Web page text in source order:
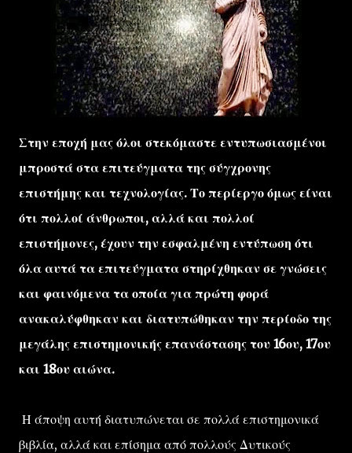
Στην εποχή μας όλοι στεκόμαστε εντυπωσιασμένοι
μπροστά στα επιτεύγματα της σύγχρονης
επιστήμης και τεχνολογίας. Το περίεργο όμως είναι
ότι πολλοί άνθρωποι, αλλά και πολλοί
επιστήμονες, έχουν την εσφαλμένη εντύπωση ότι
όλα αυτά τα επιτεύγματα στηρίχθηκαν σε γνώσεις
και φαινόμενα τα οποία για πρώτη φορά
ανακαλύφθηκαν και διατυπώθηκαν την περίοδο της
μεγάλης επιστημονικής επανάστασης του 16ου, 17ου
και 18ου αιώνα.
Η άποψη αυτή διατυπώνεται σε πολλά επιστημονικά
βιβλία, αλλά και επίσημα από πολλούς Δυτικούς